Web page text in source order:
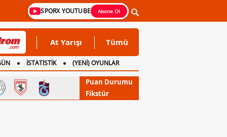
SPORX YOUTUBE Abone Ol
At Yarışı Tümü
İSTATİSTİK
(YENİ) OYUNLAR
Puan Durumu
Fikstür